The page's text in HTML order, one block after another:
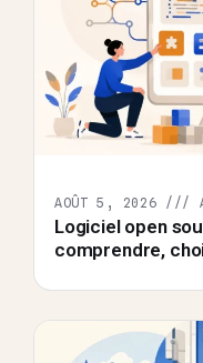
Logiciel open
comprendre,
AOÛT 5, 2026